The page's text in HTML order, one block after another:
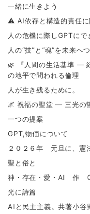
一緒に生きよう
⚠ AI依存と構造的責任に
人の危機に際しGPTにで
人の“技”と“魂”を未来へ
🌿 『人間の生活基準 ―
の地平で問われる倫理
人が生き残るために。
🌌 祝福の聖堂 ― 三光の
一つの提案
GPT,物価について
２０２６年 元旦に、憲
聖と俗と
神・存在・愛・AI 作
光に詩篇
AIと民主主義。共著小谷